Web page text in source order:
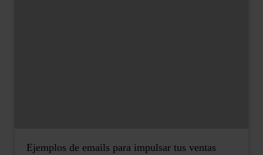
Ejemplos de emails para impulsar tus ventas